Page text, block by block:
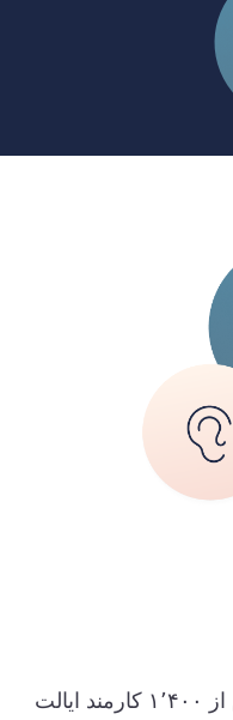
در یک مشارکت ۱۰ هفته‌ای، بیش از ۱٬۴۰۰ کارمند ایالت